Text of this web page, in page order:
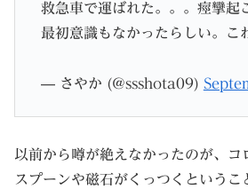
救急車で運ばれた。。。痙攣起
最初意識もなかったらしい。こ
— さやか (@ssshota09)
以前から噂が絶えなかったのが、コ
スプーンや磁石がくっつくというこ